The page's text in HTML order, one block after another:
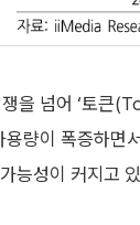
을 넘어 ‘토큰
량이 폭증하면
능성이 커지고